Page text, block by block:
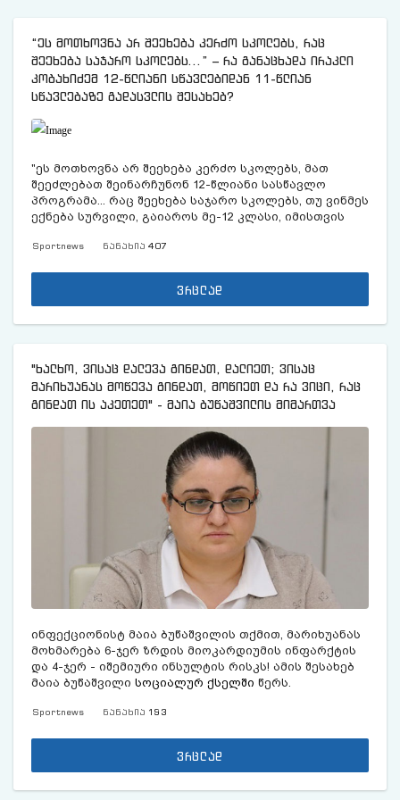
“ეს მოთხოვნა არ შეეხება კერძო სკოლებს, რაც
შეეხება საჯარო სკოლებს…” – რა განაცხადა ირაკლი
კობახიძემ 12-წლიანი სწავლებიდან 11-წლიან
სწავლებაზე გადასვლის შესახებ?
"ეს მოთხოვნა არ შეეხება კერძო სკოლებს, მათ
შეეძლებათ შეინარჩუნონ 12-წლიანი სასწავლო
პროგრამა... რაც შეეხება საჯარო სკოლებს, თუ ვინმეს
ექნება სურვილი, გაიაროს მე-12 კლასი, იმისთვის
ამისთვის შეიქმნება სპეცკლასები სხვადასხვა
პლენარულ სხდომაზე განაცხადა,
Sportnews ნანახია 407
ვრცლად
"ხალხო, ვისაც დალევა გინდათ, დალიეთ; ვისაც
მარიხუანას მოწევა გინდათ, მოწიეთ და რა ვიცი, რაც
გინდათ ის აკეთეთ" - მაია ბუწაშვილის მიმართვა
ინფექციონისტ მაია ბუწაშვილის თქმით, მარიხუანას
მოხმარება 6-ჯერ ზრდის მიოკარდიუმის ინფარქტის
და 4-ჯერ - იშემიური ინსულტის რისკს! ამის შესახებ
მაია ბუწაშვილი სოციალურ ქსელში წერს.
Sportnews ნანახია 193
ვრცლად